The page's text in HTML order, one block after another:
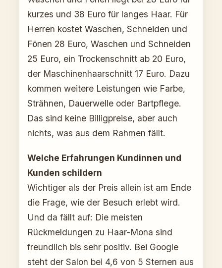
kurzes und 38 Euro für langes Haar. Für
Herren kostet Waschen, Schneiden und
Fönen 28 Euro, Waschen und Schneiden
25 Euro, ein Trockenschnitt ab 20 Euro,
der Maschinenhaarschnitt 17 Euro. Dazu
kommen weitere Leistungen wie Farbe,
Strähnen, Dauerwelle oder Bartpflege.
Das sind keine Billigpreise, aber auch
nichts, was aus dem Rahmen fällt.
Welche Erfahrungen Kundinnen und
Kunden schildern
Wichtiger als der Preis allein ist am Ende
die Frage, wie der Besuch erlebt wird.
Und da fällt auf: Die meisten
Rückmeldungen zu Haar-Mona sind
freundlich bis sehr positiv. Bei Google
steht der Salon bei 4,6 von 5 Sternen aus